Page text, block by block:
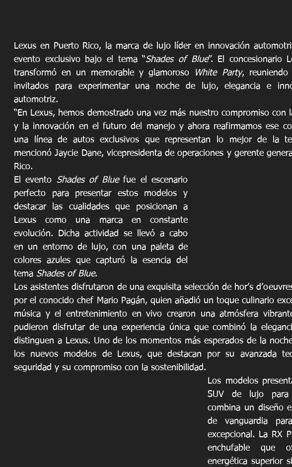
Lexus en Puerto Rico, la marca de lujo líder en innovación
evento exclusivo bajo el tema “Shades of Blue”. El concesionario
transformó en un memorable y glamoroso
White Party,
invitados para experimentar una noche de lujo, elegancia e
automotriz.
“En Lexus, hemos demostrado una vez más nuestro compromiso con
y la innovación en el futuro del manejo y ahora reafirmamos ese
una línea de autos exclusivos que representan lo mejor de la
mencionó Jaycie Dane, vicepresidenta de operaciones y gerente
Rico.
El evento Shades of Blue fue el escenario
perfecto para presentar estos modelos y
destacar las cualidades que posicionan a
Lexus como una marca en constante
evolución. Dicha actividad se llevó a cabo
en un entorno de lujo, con una paleta de
colores azules que capturó la esencia del
tema Shades of Blue.
Los asistentes disfrutaron de una exquisita selección de hor’s
por el conocido chef Mario Pagán, quien añadió un toque culinario
música y el entretenimiento en vivo crearon una atmósfera
pudieron disfrutar de una experiencia única que combinó la
distinguen a Lexus. Uno de los momentos más esperados de la
los nuevos modelos de Lexus, que destacan por su avanzada
seguridad y su compromiso con la sostenibilidad.
Los modelos
SUV de lujo para
combina un diseño
de vanguardia
excepcional. La RX
enchufable que
energética superior